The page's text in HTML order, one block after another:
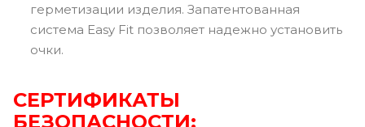
герметизации изделия. Запатентованная
система Easy Fit позволяет надежно установить
очки.
СЕРТИФИКАТЫ
БЕЗОПАСНОСТИ: